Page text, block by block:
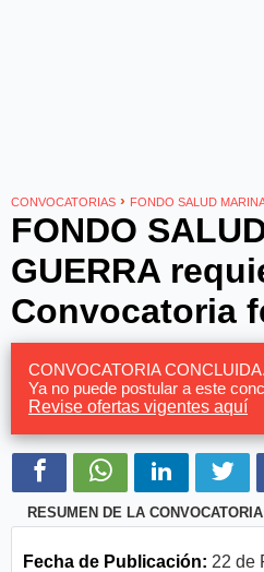
CONVOCATORIAS › FONDO SALUD
FONDO
GUERRA
Convocatoria
CONVOCATORIA CONCLUIDA.
Ya no puede postular a este
Revise ofertas vigentes aquí
RESUMEN DE LA
Fecha de Publicación: 22 de